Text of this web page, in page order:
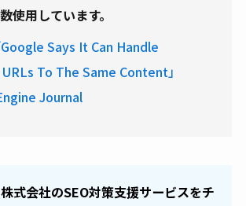
使用しています。
Google Says It Can Handle
To The Same Content」
Journal
式会社のSEO対策支援サービスをチ